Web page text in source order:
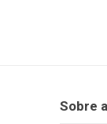
Sobre